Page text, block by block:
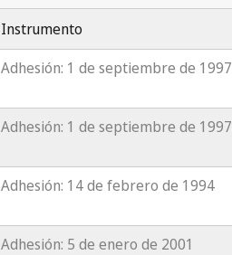
Instrumento
Adhesión: 1 de septiembre de 1997
Adhesión: 1 de septiembre de 1997
Adhesión: 14 de febrero de 1994
Adhesión: 5 de enero de 2001